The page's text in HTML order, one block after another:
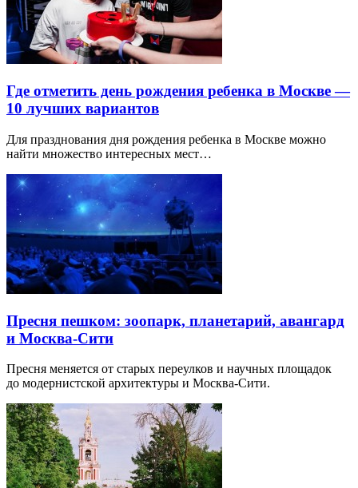
Где отметить день рождения ребенка в Москве —
10 лучших вариантов
Для празднования дня рождения ребенка в Москве можно
найти множество интересных мест…
Пресня пешком: зоопарк, планетарий, авангард
и Москва-Сити
Пресня меняется от старых переулков и научных площадок
до модернистской архитектуры и Москва-Сити.